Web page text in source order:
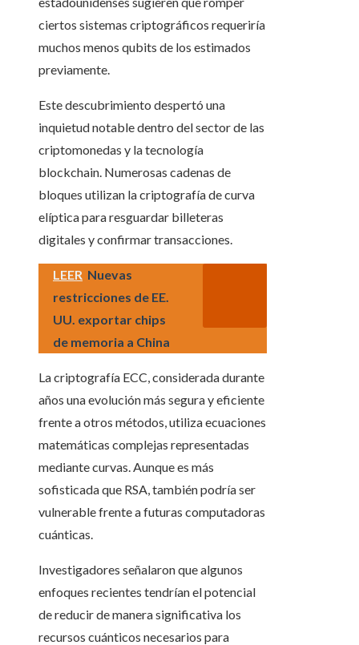
ciertos sistemas criptográficos requeriría
muchos menos qubits de los estimados
previamente.
Este descubrimiento despertó una
inquietud notable dentro del sector de las
criptomonedas y la tecnología
blockchain. Numerosas cadenas de
bloques utilizan la criptografía de curva
elíptica para resguardar billeteras
digitales y confirmar transacciones.
LEER Nuevas
restricciones de EE.
UU. exportar chips
de memoria a China
La criptografía ECC, considerada durante
años una evolución más segura y eficiente
frente a otros métodos, utiliza ecuaciones
matemáticas complejas representadas
mediante curvas. Aunque es más
sofisticada que RSA, también podría ser
vulnerable frente a futuras computadoras
cuánticas.
Investigadores señalaron que algunos
enfoques recientes tendrían el potencial
de reducir de manera significativa los
recursos cuánticos necesarios para